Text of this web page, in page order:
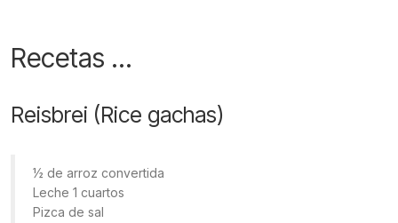
Recetas ...
Reisbrei (Rice gachas)
½ de arroz convertida
Leche 1 cuartos
Pizca de sal